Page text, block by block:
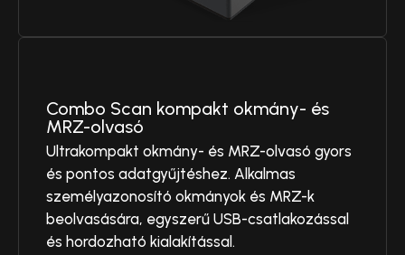
Combo Scan kompakt okmány- és
MRZ-olvasó
Ultrakompakt okmány- és MRZ-olvasó gyors
és pontos adatgyűjtéshez. Alkalmas
személyazonosító okmányok és MRZ-k
beolvasására, egyszerű USB-csatlakozással
és hordozható kialakítással.